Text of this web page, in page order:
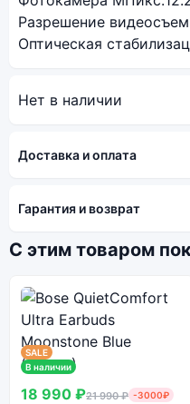
Разрешение
Оптическая
Нет в наличии
Доставка и оплата
Гарантия и возврат
С этим товаром
SALE
В наличии
18 990 ₽21 990 ₽ -3000₽